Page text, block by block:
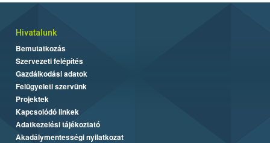
Hivatalunk
Bemutatkozás
Szervezeti felépítés
Gazdálkodási adatok
Felügyeleti szervünk
Projektek
Kapcsolódó linkek
Adatkezelési tájékoztató
Akadálymentességi nyilatkozat